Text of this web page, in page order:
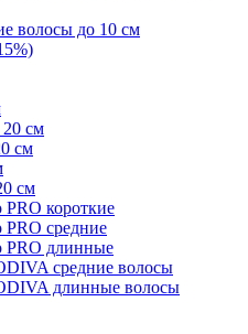
волосы до 10 см
20 см
см
см
PRO короткие
PRO средние
PRO длинные
средние волосы
длинные волосы